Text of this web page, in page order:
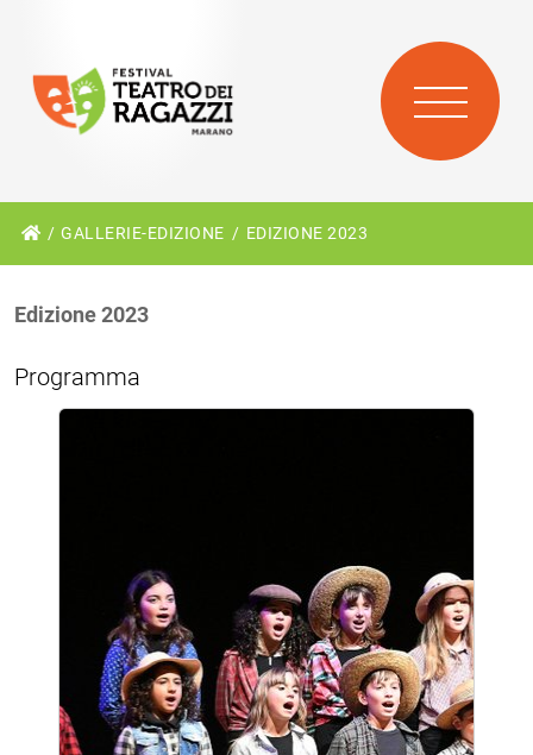
GALLERIE-EDIZIONE EDIZIONE 2023
Edizione 2023
Programma